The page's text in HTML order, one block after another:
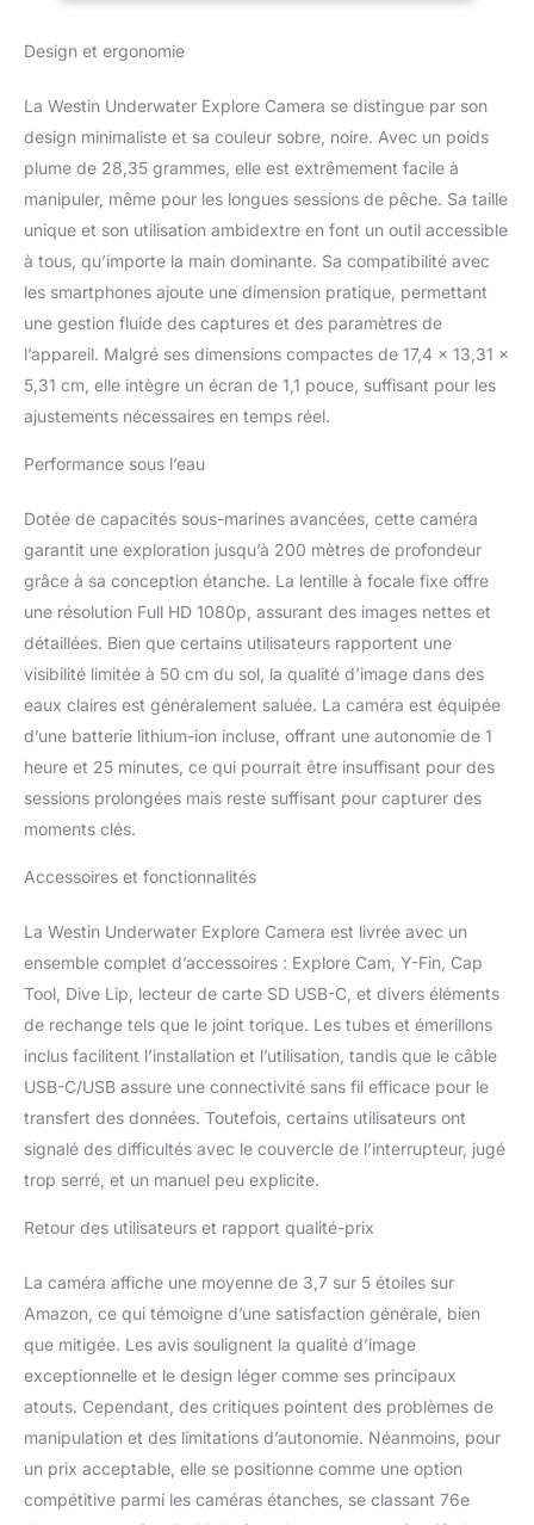
téléphone avec ce
détecteur de poissons
avancé. Le kit de pêche
et d'arrêter les
enregistrements sans
effort sans ouvrir la
caméra, améliorant votre
expérience de caméra de
pêche. Capacité de
plongée profonde :
plongez jusqu'à 200
mètres avec cette
est essentielle pour toute
pêche à la carpe,
fournissant un système
de caméra durable pour
l'exploration sous-
marine sérieuse et
l'excitation de la pêche.
Enregistrement haute
définition : capturez des
scènes sous-marines
vibrantes en Full HD
1080p à 30 ou 60 fps.
caméra de pêche capture
fait un ajout
indispensable à vos
affaires de pêche et un
excellent choix de
caméra sous-marine.
Autonomie de la batterie
améliorée : profitez
jusqu'à 1 heure et 25
d'enregistrement continu
avec cette caméra sous-
avec tuba. Fait partie
complet, cette solution
de pêche sous-marine
est conçue et
développée au Danemark
pour une performance
optimale.
Design et ergonomie
La Westin Underwater Explore Camera se distingue par son
design minimaliste et sa couleur sobre, noire. Avec un poids
plume de 28,35 grammes, elle est extrêmement facile à
manipuler, même pour les longues sessions de pêche. Sa taille
unique et son utilisation ambidextre en font un outil accessible
à tous, qu’importe la main dominante. Sa compatibilité avec
les smartphones ajoute une dimension pratique, permettant
une gestion fluide des captures et des paramètres de
l’appareil. Malgré ses dimensions compactes de 17,4 x 13,31 x
5,31 cm, elle intègre un écran de 1,1 pouce, suffisant pour les
ajustements nécessaires en temps réel.
Performance sous l’eau
Dotée de capacités sous-marines avancées, cette caméra
garantit une exploration jusqu’à 200 mètres de profondeur
grâce à sa conception étanche. La lentille à focale fixe offre
une résolution Full HD 1080p, assurant des images nettes et
détaillées. Bien que certains utilisateurs rapportent une
visibilité limitée à 50 cm du sol, la qualité d’image dans des
eaux claires est généralement saluée. La caméra est équipée
d’une batterie lithium-ion incluse, offrant une autonomie de 1
heure et 25 minutes, ce qui pourrait être insuffisant pour des
sessions prolongées mais reste suffisant pour capturer des
moments clés.
Accessoires et fonctionnalités
La Westin Underwater Explore Camera est livrée avec un
ensemble complet d’accessoires : Explore Cam, Y-Fin, Cap
Tool, Dive Lip, lecteur de carte SD USB-C, et divers éléments
de rechange tels que le joint torique. Les tubes et émerillons
inclus facilitent l’installation et l’utilisation, tandis que le câble
USB-C/USB assure une connectivité sans fil efficace pour le
transfert des données. Toutefois, certains utilisateurs ont
signalé des difficultés avec le couvercle de l’interrupteur, jugé
trop serré, et un manuel peu explicite.
Retour des utilisateurs et rapport qualité-prix
La caméra affiche une moyenne de 3,7 sur 5 étoiles sur
Amazon, ce qui témoigne d’une satisfaction générale, bien
que mitigée. Les avis soulignent la qualité d’image
exceptionnelle et le design léger comme ses principaux
atouts. Cependant, des critiques pointent des problèmes de
manipulation et des limitations d’autonomie. Néanmoins, pour
un prix acceptable, elle se positionne comme une option
compétitive parmi les caméras étanches, se classant 76e